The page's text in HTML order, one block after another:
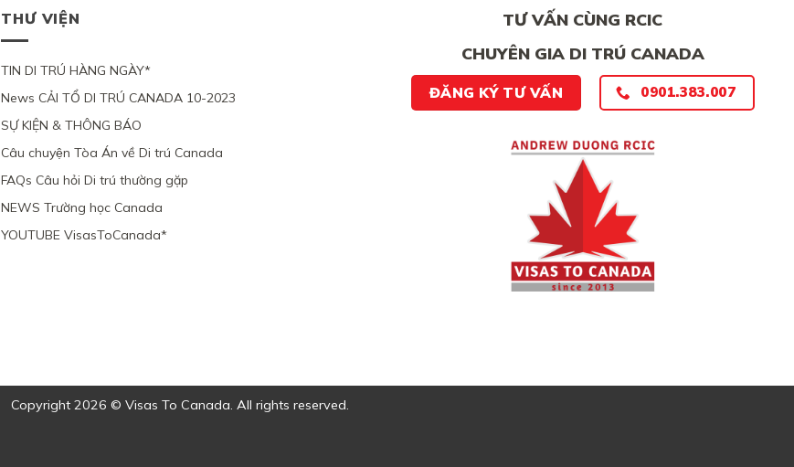
THƯ VIỆN
TIN DI TRÚ HÀNG NGÀY*
News CẢI TỔ DI TRÚ CANADA 10-2023
SỰ KIỆN & THÔNG BÁO
Câu chuyện Tòa Án về Di trú Canada
FAQs Câu hỏi Di trú thường gặp
NEWS Trường học Canada
YOUTUBE VisasToCanada*
TƯ VẤN CÙNG RCIC
CHUYÊN GIA DI TRÚ CANADA
ĐĂNG KÝ TƯ VẤN 0901.383.007
Copyright 2026 © Visas To Canada. All rights reserved.